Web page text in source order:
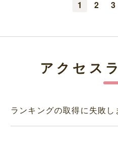
1 2 3
アクセス
ランキングの取得に失敗し